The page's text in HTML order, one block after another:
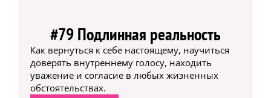
#79 Подлинная реальность
Как вернуться к себе настоящему, научиться
доверять внутреннему голосу, находить
уважение и согласие в любых жизненных
обстоятельствах.